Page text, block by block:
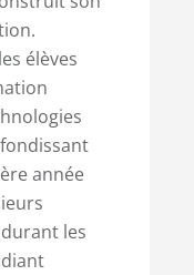
élèves
année
les